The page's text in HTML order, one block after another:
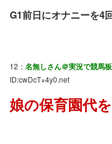
G1前日にオナニーを4
12： 名無しさん＠実況で競馬
ID:cwDcT+4y0.net
娘の保育園代